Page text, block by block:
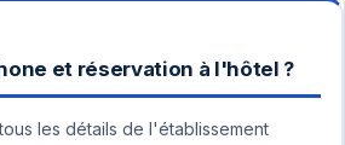
et réservation à l'hôtel ?
les détails de l'établissement